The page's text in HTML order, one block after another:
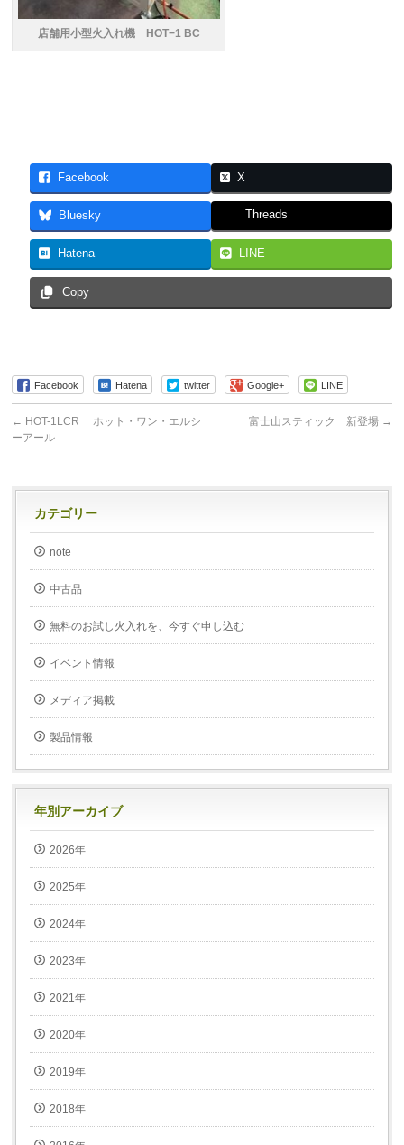
店舗用小型火入れ機 HOT−1 BC
Facebook X
Bluesky Threads
Hatena LINE
Copy
Facebook Hatena twitter Google+ LINE
← HOT-1LCR ホット・ワン・エルシ
ーアール
富士山スティック 新登場 →
カテゴリー
note
中古品
無料のお試し火入れを、今すぐ申し込む
イベント情報
メディア掲載
製品情報
年別アーカイブ
2026年
2025年
2024年
2023年
2021年
2020年
2019年
2018年